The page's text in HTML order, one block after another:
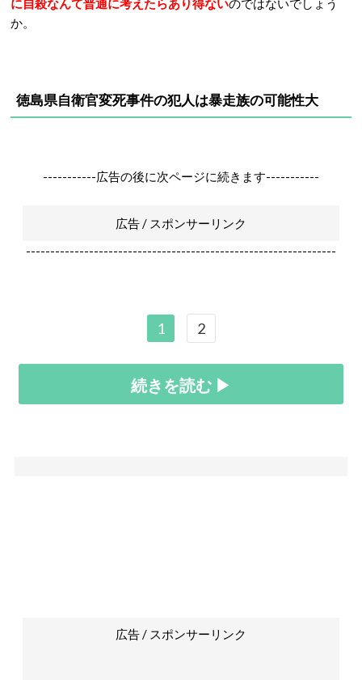
に自殺なんて普通に考えたらあり得ないのではないでしょう
か。
徳島県自衛官変死事件の犯人は暴走族の可能性大
-----------広告の後に次ページに続きます-----------
広告 / スポンサーリンク
----------------------------------------------------------------
1 2
続きを読む ▶
広告 / スポンサーリンク